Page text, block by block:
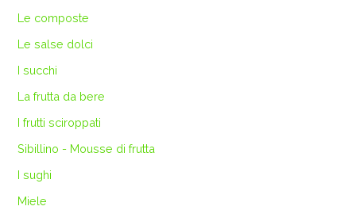
Le composte
Le salse dolci
I succhi
La frutta da bere
I frutti sciroppati
Sibillino - Mousse di frutta
I sughi
Miele